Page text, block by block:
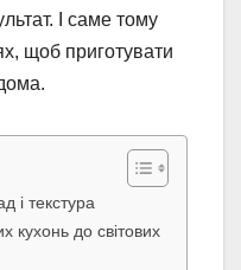
І саме тому
щоб приготувати
і текстура
кухонь до світових